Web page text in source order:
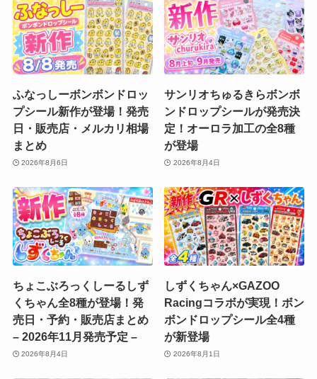
ふなっしーボンボンドロッ
プシール新作が登場！発売
日・販売店・メルカリ相場
まとめ
2026年8月6日
サンリオちゅるきらボンボ
ンドロップシールが発売決
定！オーロラ加工の全8種
が登場
2026年8月4日
ちょこぶろっくしーるしず
くちゃん全8種が登場！発
売日・予約・販売店まとめ
– 2026年11月発売予定 –
2026年8月4日
しずくちゃん×GAZOO
Racingコラボが実現！ボン
ボンドロップシール全4種
が新登場
2026年8月1日